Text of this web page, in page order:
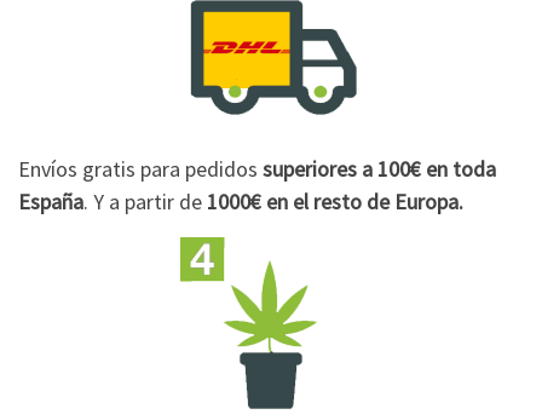
Envíos gratis para pedidos superiores a 100€ en toda
España. Y a partir de 1000€ en el resto de Europa.